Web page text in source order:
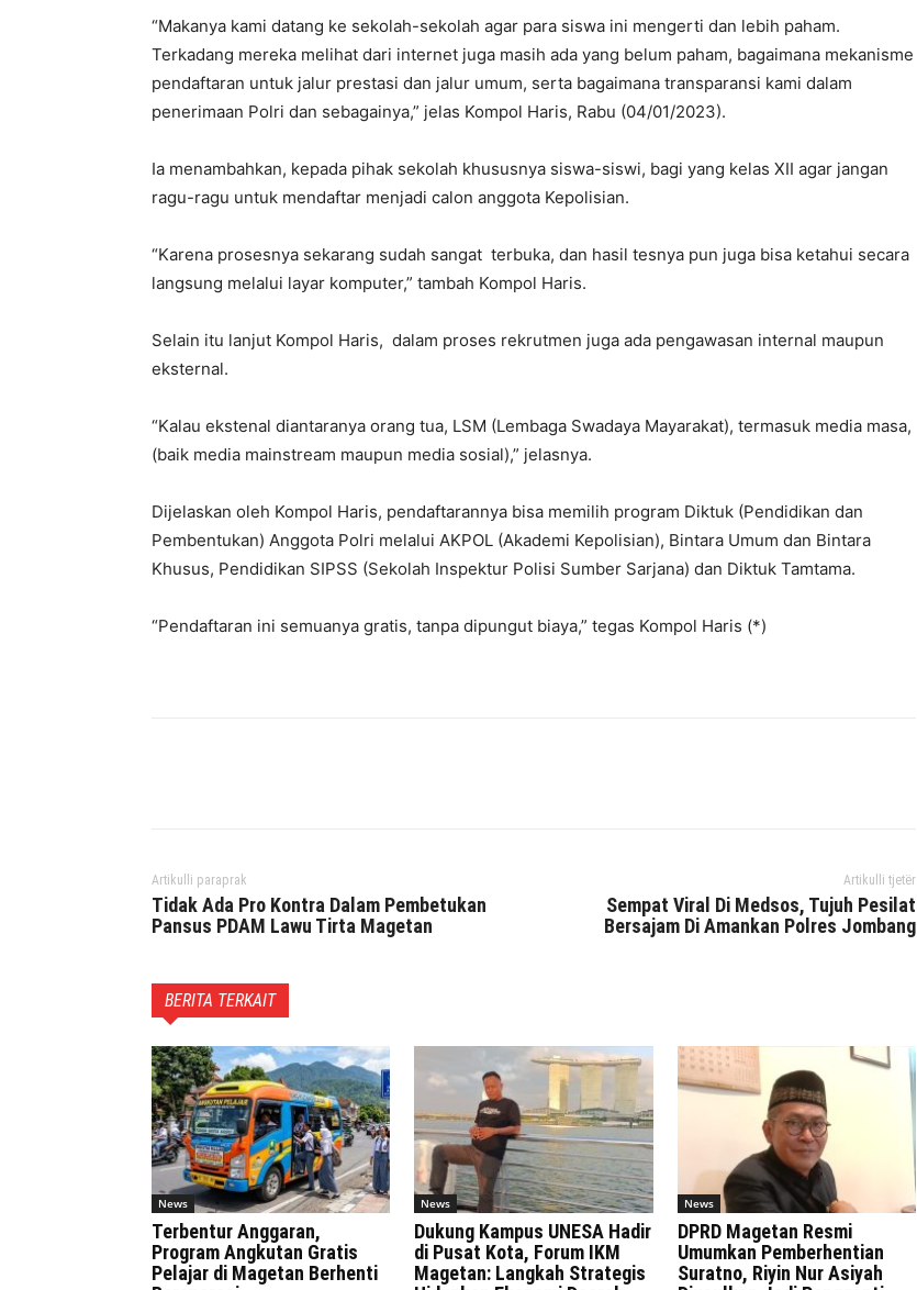
“Makanya kami datang ke sekolah-sekolah agar para siswa ini mengerti dan lebih paham.
Terkadang mereka melihat dari internet juga masih ada yang belum paham, bagaimana mekanisme
pendaftaran untuk jalur prestasi dan jalur umum, serta bagaimana transparansi kami dalam
penerimaan Polri dan sebagainya,” jelas Kompol Haris, Rabu (04/01/2023).
Ia menambahkan, kepada pihak sekolah khususnya siswa-siswi, bagi yang kelas XII agar jangan
ragu-ragu untuk mendaftar menjadi calon anggota Kepolisian.
“Karena prosesnya sekarang sudah sangat terbuka, dan hasil tesnya pun juga bisa ketahui secara
langsung melalui layar komputer,” tambah Kompol Haris.
Selain itu lanjut Kompol Haris, dalam proses rekrutmen juga ada pengawasan internal maupun
eksternal.
“Kalau ekstenal diantaranya orang tua, LSM (Lembaga Swadaya Mayarakat), termasuk media masa,
(baik media mainstream maupun media sosial),” jelasnya.
Dijelaskan oleh Kompol Haris, pendaftarannya bisa memilih program Diktuk (Pendidikan dan
Pembentukan) Anggota Polri melalui AKPOL (Akademi Kepolisian), Bintara Umum dan Bintara
Khusus, Pendidikan SIPSS (Sekolah Inspektur Polisi Sumber Sarjana) dan Diktuk Tamtama.
“Pendaftaran ini semuanya gratis, tanpa dipungut biaya,” tegas Kompol Haris (*)
Artikulli paraprak
Tidak Ada Pro Kontra Dalam Pembetukan
Pansus PDAM Lawu Tirta Magetan
Artikulli tjetër
Sempat Viral Di Medsos, Tujuh Pesilat
Bersajam Di Amankan Polres Jombang
BERITA TERKAIT
News
Terbentur Anggaran,
Program Angkutan Gratis
Pelajar di Magetan Berhenti
News
Dukung Kampus UNESA Hadir
di Pusat Kota, Forum IKM
Magetan: Langkah Strategis
News
DPRD Magetan Resmi
Umumkan Pemberhentian
Suratno, Riyin Nur Asiyah